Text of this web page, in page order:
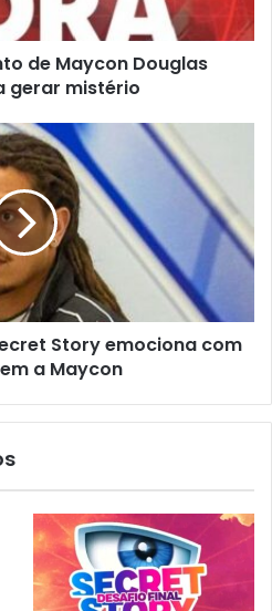
de Maycon Douglas
gerar mistério
Story emociona com
a Maycon